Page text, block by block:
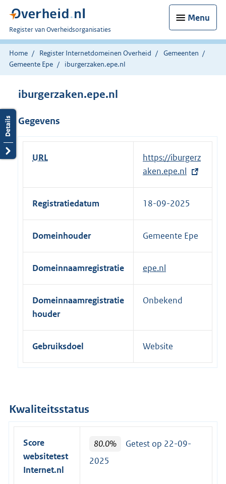
Menu
U
bent
nu
hier:
Register van Overheidsorganisaties
Home Register Internetdomeinen Overheid
Gemeenten
Gemeente Epe
iburgerzaken.epe.nl
iburgerzaken.epe.nl
Gegevens
URL
E
x
t
e
e
l
i
:
https://iburgerz
aken.epe.nl
Registratiedatum 18-09-2025
Domeinhouder Gemeente Epe
Domeinnaamregistratie epe.nl
Domeinnaamregistratie
houder
Onbekend
Gebruiksdoel Website
Kwaliteitsstatus
Score
websitetest
Internet.nl
80.0%
Getest op 22-09-
2025